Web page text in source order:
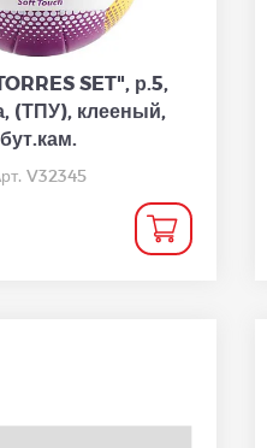
SET", р.5,
(ТПУ), клееный,
бут.кам.
V32345